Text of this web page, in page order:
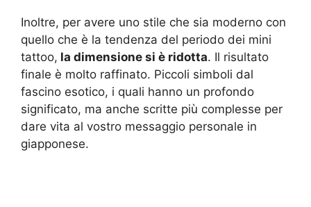
Inoltre, per avere uno stile che sia moderno con
quello che è la tendenza del periodo dei mini
tattoo, la dimensione si è ridotta. Il risultato
finale è molto raffinato. Piccoli simboli dal
fascino esotico, i quali hanno un profondo
significato, ma anche scritte più complesse per
dare vita al vostro messaggio personale in
giapponese.